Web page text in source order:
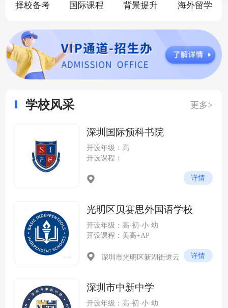
择校备考 国际课程 背景提升 海外留学
学校风采 更多>
深圳国际预科书院
开设年级：高
开设课程：
详情
光明区贝赛思外国语学校
开设年级：高·初·小·幼
开设课程：美高+AP
深圳校区）
详情
深圳市中新中学
开设年级：高·初·小·幼